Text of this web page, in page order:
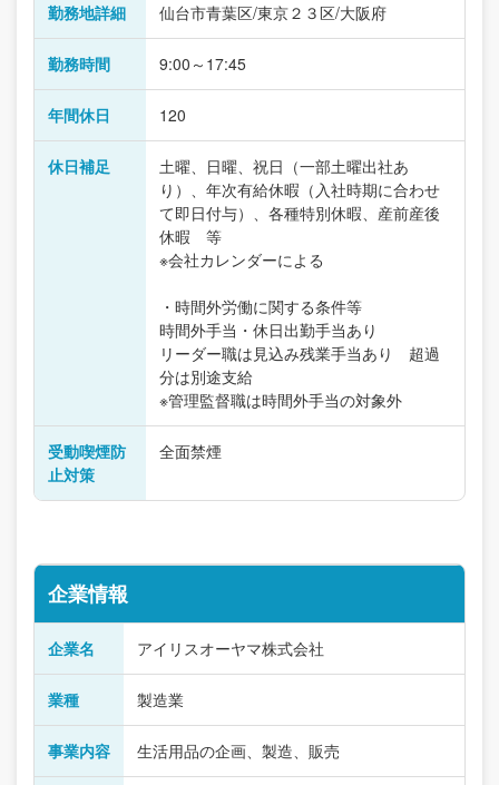
勤務地詳細 仙台市青葉区/東京２３区/大阪府
勤務時間 9:00～17:45
年間休日 120
休日補足
土曜、日曜、祝日（一部土曜出社あ
り）、年次有給休暇（入社時期に合わせ
て即日付与）、各種特別休暇、産前産後
休暇 等
※会社カレンダーによる
・時間外労働に関する条件等
時間外手当・休日出勤手当あり
リーダー職は見込み残業手当あり 超過
分は別途支給
※管理監督職は時間外手当の対象外
受動喫煙防
止対策
全面禁煙
企業情報
企業名 アイリスオーヤマ株式会社
業種 製造業
事業内容 生活用品の企画、製造、販売